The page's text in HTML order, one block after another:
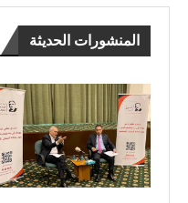
المنشورات الحديثة